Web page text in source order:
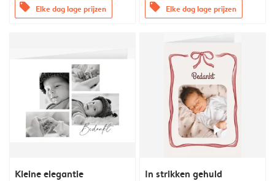
offers Elke dag lage prijzen offers Elke dag lage prijzen
Kleine elegantie In strikken gehuld